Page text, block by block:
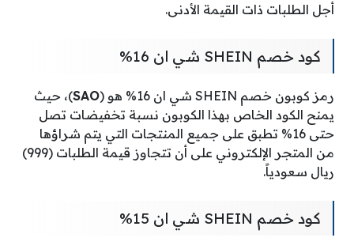
أجل الطلبات ذات القيمة الأدنى.
كود خصم SHEIN شي ان 16%
رمز كوبون خصم SHEIN شي ان 16% هو ( SAO)، حيث
يمنح الكود الخاص بهذا الكوبون نسبة تخفيضات تصل
حتى 16% تطبق على جميع المنتجات التي يتم شراؤها
من المتجر الإلكتروني على أن تتجاوز قيمة الطلبات (999)
ريال سعودياً.
كود خصم SHEIN شي ان 15%